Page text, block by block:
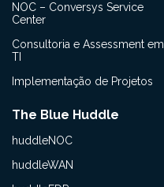
NOC – Conversys Service
Center
Consultoria e Assessment em
TI
Implementação de Projetos
The Blue Huddle
huddleNOC
huddleWAN